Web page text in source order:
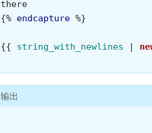
{% endcapture %}
{{ string_with_newlines |
输出